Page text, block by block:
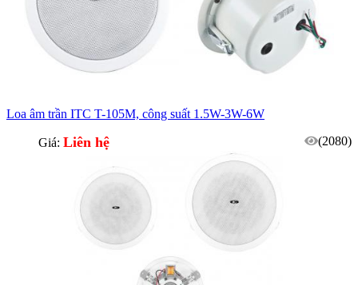
Loa âm trần ITC T-105M, công suất 1.5W-3W-6W
Giá: Liên hệ (2080)